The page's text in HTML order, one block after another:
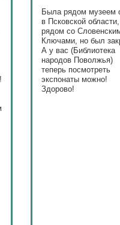
Была рядом музеем сето
в Псковской области,
рядом со Словенскими
Ключами, но был закрыт.
А у вас (Библиотека
народов Поволжья)
теперь посмотреть
экспонаты можно!